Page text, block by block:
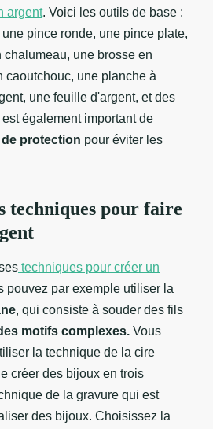
argent. Voici les outils de base :
pince ronde, une pince plate,
une brosse en
caoutchouc, une planche à
une feuille d'argent, et des
également important de
protection pour éviter les
techniques pour faire
techniques pour créer un
pouvez par exemple utiliser la
, qui consiste à souder des fils
motifs complexes. Vous
la technique de la cire
créer des bijoux en trois
de la gravure qui est
des bijoux. Choisissez la